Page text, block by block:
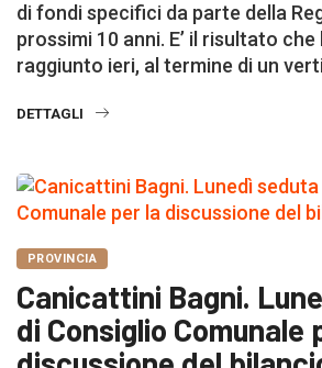
di fondi specifici da parte della
prossimi 10 anni. E’ il risultato che
raggiunto ieri, al termine di un
DETTAGLI
PROVINCIA
Canicattini Bagni.
di Consiglio Comunale